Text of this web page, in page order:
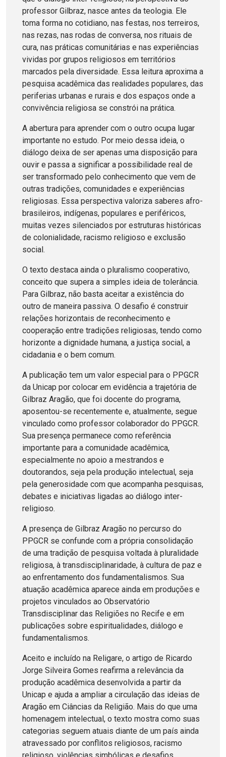
professor Gilbraz, nasce antes da teologia. Ele
toma forma no cotidiano, nas festas, nos terreiros,
nas rezas, nas rodas de conversa, nos rituais de
cura, nas práticas comunitárias e nas experiências
vividas por grupos religiosos em territórios
marcados pela diversidade. Essa leitura aproxima a
pesquisa acadêmica das realidades populares, das
periferias urbanas e rurais e dos espaços onde a
convivência religiosa se constrói na prática.
A abertura para aprender com o outro ocupa lugar
importante no estudo. Por meio dessa ideia, o
diálogo deixa de ser apenas uma disposição para
ouvir e passa a significar a possibilidade real de
ser transformado pelo conhecimento que vem de
outras tradições, comunidades e experiências
religiosas. Essa perspectiva valoriza saberes afro-
brasileiros, indígenas, populares e periféricos,
muitas vezes silenciados por estruturas históricas
de colonialidade, racismo religioso e exclusão
social.
O texto destaca ainda o pluralismo cooperativo,
conceito que supera a simples ideia de tolerância.
Para Gilbraz, não basta aceitar a existência do
outro de maneira passiva. O desafio é construir
relações horizontais de reconhecimento e
cooperação entre tradições religiosas, tendo como
horizonte a dignidade humana, a justiça social, a
cidadania e o bem comum.
A publicação tem um valor especial para o PPGCR
da Unicap por colocar em evidência a trajetória de
Gilbraz Aragão, que foi docente do programa,
aposentou-se recentemente e, atualmente, segue
vinculado como professor colaborador do PPGCR.
Sua presença permanece como referência
importante para a comunidade acadêmica,
especialmente no apoio a mestrandos e
doutorandos, seja pela produção intelectual, seja
pela generosidade com que acompanha pesquisas,
debates e iniciativas ligadas ao diálogo inter-
religioso.
A presença de Gilbraz Aragão no percurso do
PPGCR se confunde com a própria consolidação
de uma tradição de pesquisa voltada à pluralidade
religiosa, à transdisciplinaridade, à cultura de paz e
ao enfrentamento dos fundamentalismos. Sua
atuação acadêmica aparece ainda em produções e
projetos vinculados ao Observatório
Transdisciplinar das Religiões no Recife e em
publicações sobre espiritualidades, diálogo e
fundamentalismos.
Aceito e incluído na Religare, o artigo de Ricardo
Jorge Silveira Gomes reafirma a relevância da
produção acadêmica desenvolvida a partir da
Unicap e ajuda a ampliar a circulação das ideias de
Aragão em Ciâncias da Religião. Mais do que uma
homenagem intelectual, o texto mostra como suas
categorias seguem atuais diante de um país ainda
atravessado por conflitos religiosos, racismo